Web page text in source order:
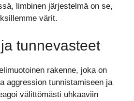
limbinen järjestelmä on se,
värit.
tunnevasteet
rakenne, joka on
aggression tunnistamiseen ja
välittömästi uhkaaviin